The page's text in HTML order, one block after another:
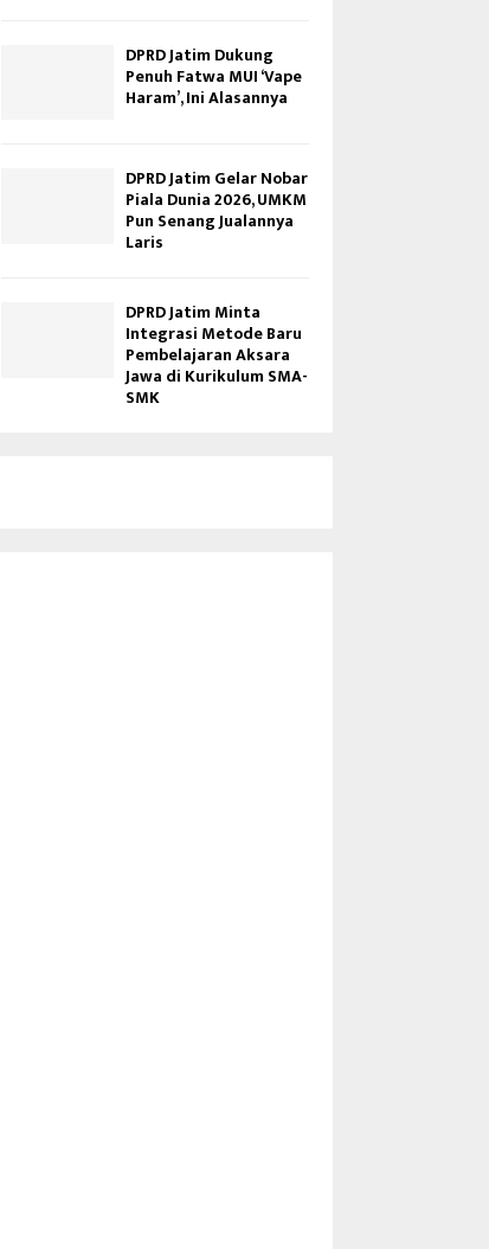
DPRD Jatim Dukung
Penuh Fatwa MUI ‘Vape
Haram’, Ini Alasannya
DPRD Jatim Gelar Nobar
Piala Dunia 2026, UMKM
Pun Senang Jualannya
Laris
DPRD Jatim Minta
Integrasi Metode Baru
Pembelajaran Aksara
Jawa di Kurikulum SMA-
SMK